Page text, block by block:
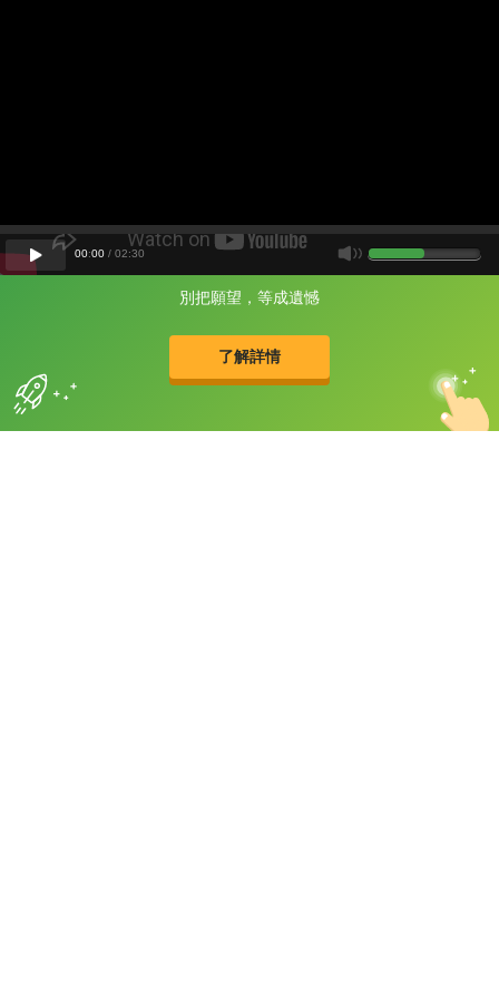
別把願望，等成遺憾
了解詳情
片尾有
的品牌故事
00:00 / 02:30